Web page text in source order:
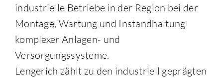
industrielle Betriebe in der Region bei der
Montage, Wartung und Instandhaltung
komplexer Anlagen- und
Versorgungssysteme.
Lengerich zählt zu den industriell geprägten